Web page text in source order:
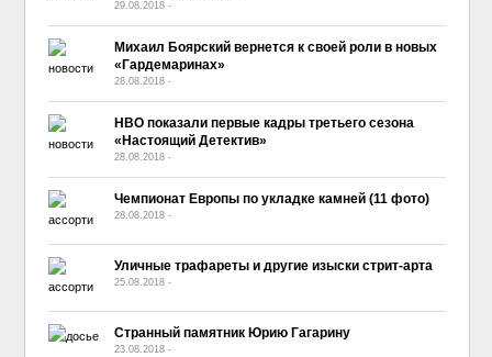
29.08.2018 -
Михаил Боярский вернется к своей роли в новых
«Гардемаринах»
28.08.2018 -
HBO показали первые кадры третьего сезона
«Настоящий Детектив»
28.08.2018 -
Чемпионат Европы по укладке камней (11 фото)
28.08.2018 -
Уличные трафареты и другие изыски стрит-арта
25.08.2018 -
Странный памятник Юрию Гагарину
23.08.2018 -